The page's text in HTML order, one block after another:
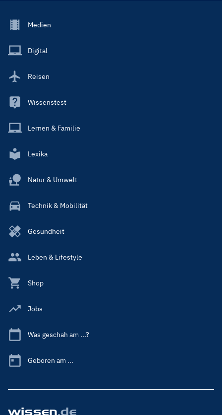
Footer
Main
Medien
Digital
Reisen
Wissenstest
Lernen & Familie
Lexika
Natur & Umwelt
Technik & Mobilität
Gesundheit
Leben & Lifestyle
Shop
Jobs
Was geschah am ...?
Geboren am ...